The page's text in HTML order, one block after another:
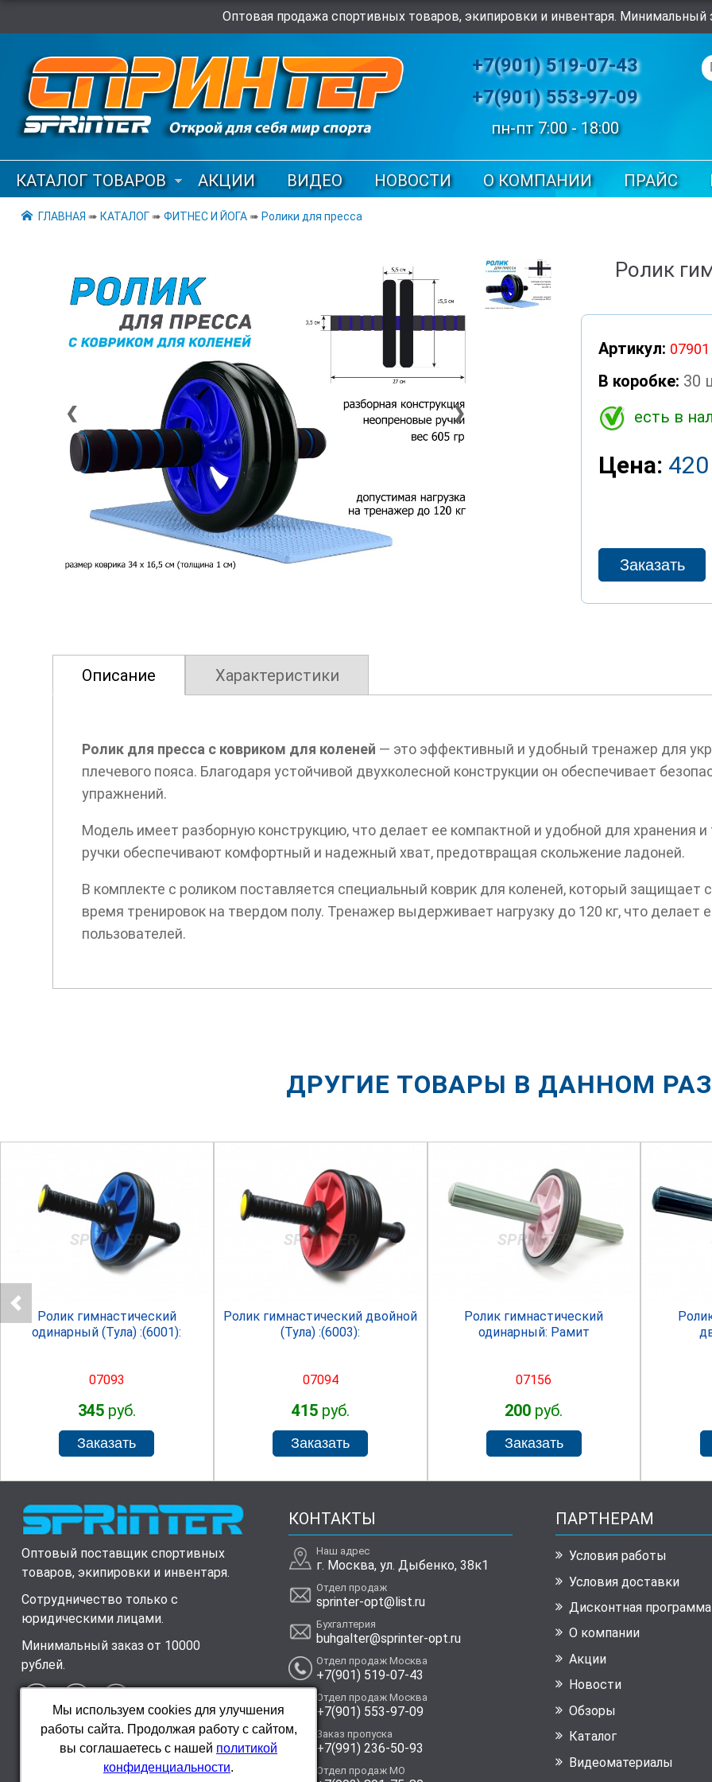
Мы используем cookies для улучшения
работы сайта. Продолжая работу с сайтом,
вы соглашаетесь с нашей политикой
конфиденциальности.
Оптовая продажа спортивных товаров, экипировки и инвентаря. Минимальный
+7(901) 519-07-43
+7(901) 553-97-09
пн-пт 7:00 - 18:00
КАТАЛОГ ТОВАРОВ АКЦИИ ВИДЕО НОВОСТИ О КОМПАНИИ ПРАЙС
ГЛАВНАЯ ➠ КАТАЛОГ➠ ФИТНЕС И ЙОГА➠ Ролики для пресса
❮ ❯
Ролик
Артикул: 07901
В коробке: 30
есть в
Цена: 420
Описание Характеристики
Ролик для пресса с ковриком для коленей — это эффективный и удобный тренажер для
плечевого пояса. Благодаря устойчивой двухколесной конструкции он обеспечивает
упражнений.
Модель имеет разборную конструкцию, что делает ее компактной и удобной для хранения
ручки обеспечивают комфортный и надежный хват, предотвращая скольжение ладоней.
В комплекте с роликом поставляется специальный коврик для коленей, который
время тренировок на твердом полу. Тренажер выдерживает нагрузку до 120 кг, что делает
пользователей.
ДРУГИЕ ТОВАРЫ В ДАННОМ
SPRINTER
Ролик гимнастический
одинарный (Тула) :(6001):
07093
345руб.
SPRINTER
Ролик гимнастический двойной
(Тула) :(6003):
07094
415руб.
SPRINTER
Ролик гимнастический
одинарный: Рамит
07156
200 руб.
Оптовый поставщик спортивных
товаров, экипировки и инвентаря.
Сотрудничество только с
юридическими лицами.
Минимальный заказ от 10000
рублей.
КОНТАКТЫ
Наш адрес
г. Москва, ул. Дыбенко, 38к1
Отдел продаж
sprinter-opt@list.ru
Бухгалтерия
buhgalter@sprinter-opt.ru
Отдел продаж Москва
+7(901) 519-07-43
Отдел продаж Москва
+7(901) 553-97-09
Заказ пропуска
+7(991) 236-50-93
Отдел продаж МО
ПАРТНЕРАМ
Условия работы
Условия доставки
Дисконтная программа
О компании
Акции
Новости
Обзоры
Каталог
Видеоматериалы